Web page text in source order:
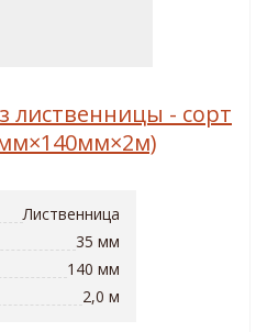
лиственницы - сорт
Лиственница
35 мм
140 мм
2,0 м